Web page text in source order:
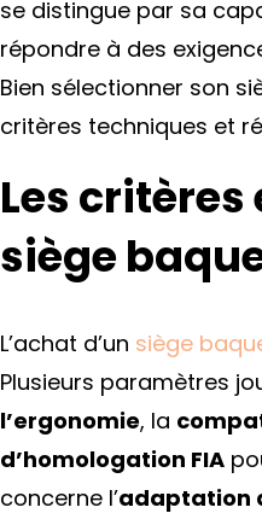
se distingue par sa
répondre à des
Bien sélectionner son
critères techniques et
Les
siège
L’achat d’un siège
Plusieurs paramètres
l’ergonomie, la
d’homologation FIA
concerne l’adaptation